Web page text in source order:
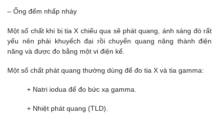
– Ống đếm nhấp nháy
Một số chất khi bị tia X chiếu qua sẽ phát quang, ánh sáng đó rất
yếu nên phải khuyếch đại rồi chuyển quang năng thành điện
năng và được đo bằng một vi điện kế.
Một số chất phát quang thường dùng để đo tia X và tia gamma:
+ Natri iodua để đo bức xạ gamma.
+ Nhiệt phát quang (TLD).